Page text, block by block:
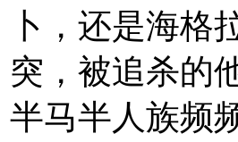
卜，还是海格
突，被追杀的
半马半人族频